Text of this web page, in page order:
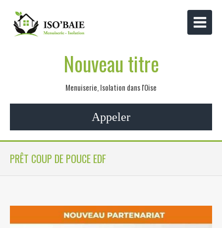
Nouveau titre
Menuiserie, Isolation dans l'Oise
Appeler
PRÊT COUP DE POUCE EDF